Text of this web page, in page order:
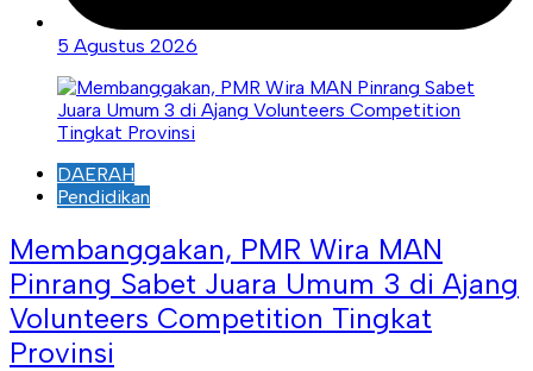
5 Agustus 2026
DAERAH
Pendidikan
Membanggakan, PMR Wira MAN
Pinrang Sabet Juara Umum 3 di Ajang
Volunteers Competition Tingkat
Provinsi